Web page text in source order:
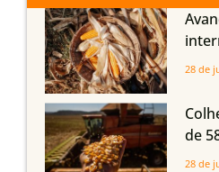
em
Imea
28 de
de
28 de